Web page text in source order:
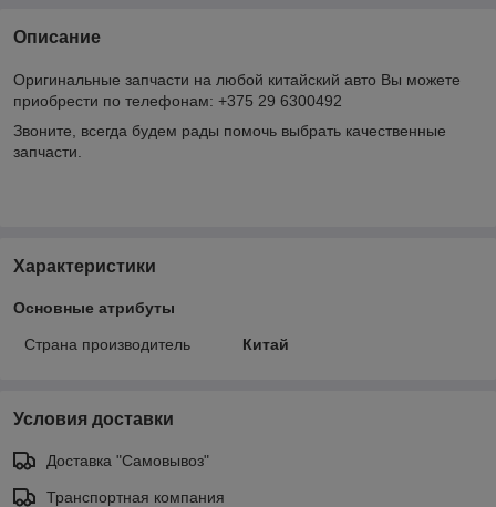
Описание
Оригинальные запчасти на любой китайский авто Вы можете
приобрести по телефонам: +375 29 6300492
Звоните, всегда будем рады помочь выбрать качественные
запчасти.
Характеристики
Основные атрибуты
Страна производитель Китай
Условия доставки
Доставка "Самовывоз"
Транспортная компания